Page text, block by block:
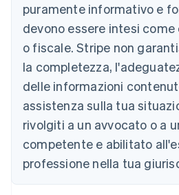
puramente informativo e
devono essere intesi
o fiscale. Stripe non
la completezza,
delle informazioni
assistenza sulla tua
rivolgiti a un avvocato o a
competente e abilitato
professione nella tua
Australia
English
Austria
DeutschEnglish
Belgio
Nederlands FrançaisDeutsch
Brasile
Português
Bulgaria
English
Canada
Cina continentale